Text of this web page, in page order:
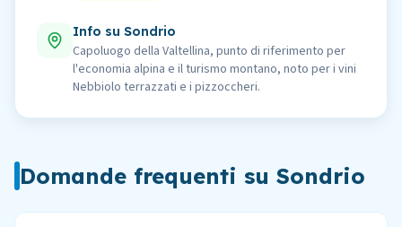
Info su Sondrio
Capoluogo della Valtellina, punto di riferimento per
l'economia alpina e il turismo montano, noto per i vini
Nebbiolo terrazzati e i pizzoccheri.
Domande frequenti su Sondrio